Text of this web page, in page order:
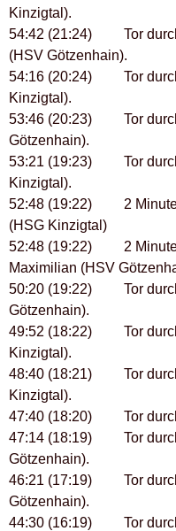
Kinzigtal).
54:42 (21:24) Tor durch
(HSV Götzenhain).
54:16 (20:24) Tor durch
Kinzigtal).
53:46 (20:23) Tor durch
Götzenhain).
53:21 (19:23) Tor durch
Kinzigtal).
52:48 (19:22) 2 Minuten
(HSG Kinzigtal)
52:48 (19:22) 2
Maximilian (HSV
50:20 (19:22) Tor durch
Götzenhain).
49:52 (18:22) Tor durch
Kinzigtal).
48:40 (18:21) Tor durch
Kinzigtal).
47:40 (18:20) Tor durch
47:14 (18:19) Tor durch
Götzenhain).
46:21 (17:19) Tor durch
Götzenhain).
44:30 (16:19) Tor durch